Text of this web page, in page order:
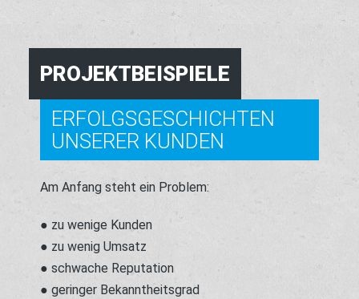
PROJEKTBEISPIELE
ERFOLGSGESCHICHTEN
UNSERER KUNDEN
Am Anfang steht ein Problem:
● zu wenige Kunden
● zu wenig Umsatz
● schwache Reputation
● geringer Bekanntheitsgrad